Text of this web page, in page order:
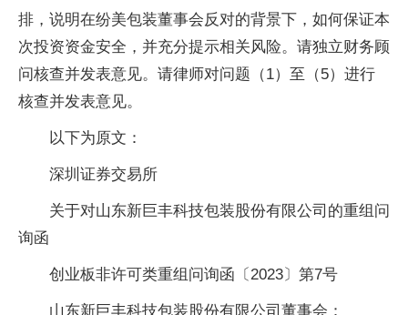
排，说明在纷美包装董事会反对的背景下，如何保证本
次投资资金安全，并充分提示相关风险。请独立财务顾
问核查并发表意见。请律师对问题（1）至（5）进行
核查并发表意见。
以下为原文：
深圳证券交易所
关于对山东新巨丰科技包装股份有限公司的重组问
询函
创业板非许可类重组问询函〔2023〕第7号
山东新巨丰科技包装股份有限公司董事会：